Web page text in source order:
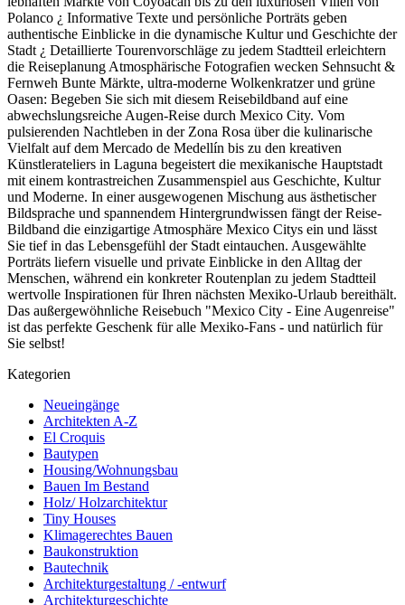
Polanco ¿ Informative Texte und persönliche Porträts geben
authentische Einblicke in die dynamische Kultur und Geschichte der
Stadt ¿ Detaillierte Tourenvorschläge zu jedem Stadtteil erleichtern
die Reiseplanung Atmosphärische Fotografien wecken Sehnsucht &
Fernweh Bunte Märkte, ultra-moderne Wolkenkratzer und grüne
Oasen: Begeben Sie sich mit diesem Reisebildband auf eine
abwechslungsreiche Augen-Reise durch Mexico City. Vom
pulsierenden Nachtleben in der Zona Rosa über die kulinarische
Vielfalt auf dem Mercado de Medellín bis zu den kreativen
Künstlerateliers in Laguna begeistert die mexikanische Hauptstadt
mit einem kontrastreichen Zusammenspiel aus Geschichte, Kultur
und Moderne. In einer ausgewogenen Mischung aus ästhetischer
Bildsprache und spannendem Hintergrundwissen fängt der Reise-
Bildband die einzigartige Atmosphäre Mexico Citys ein und lässt
Sie tief in das Lebensgefühl der Stadt eintauchen. Ausgewählte
Porträts liefern visuelle und private Einblicke in den Alltag der
Menschen, während ein konkreter Routenplan zu jedem Stadtteil
wertvolle Inspirationen für Ihren nächsten Mexiko-Urlaub bereithält.
Das außergewöhnliche Reisebuch "Mexico City - Eine Augenreise"
ist das perfekte Geschenk für alle Mexiko-Fans - und natürlich für
Sie selbst!
Kategorien
Neueingänge
Architekten A-Z
El Croquis
Bautypen
Housing/Wohnungsbau
Bauen Im Bestand
Holz/ Holzarchitektur
Tiny Houses
Klimagerechtes Bauen
Baukonstruktion
Bautechnik
Architekturgestaltung / -entwurf
Architekturgeschichte